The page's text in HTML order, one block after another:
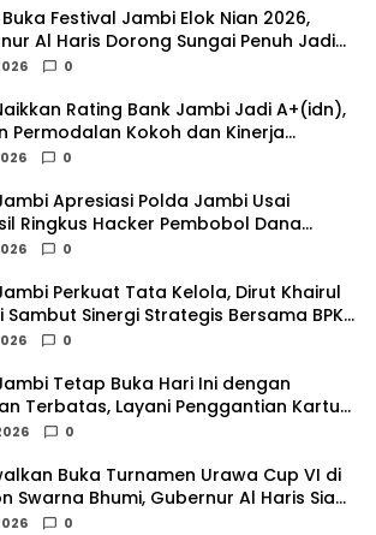
Buka Festival Jambi Elok Nian 2026,
Al Haris Dorong Sungai Penuh Jadi
Wisata Budaya Unggulan
0
Rating Bank Jambi Jadi A+(idn),
Permodalan Kokoh dan Kinerja
Sehat
0
Apresiasi Polda Jambi Usai
Ringkus Hacker Pembobol Dana
0
Perkuat Tata Kelola, Dirut Khairul
Sambut Sinergi Strategis Bersama BPKP
0
Tetap Buka Hari Ini dengan
Terbatas, Layani Penggantian Kartu
Perubahan PIN
0
Buka Turnamen Urawa Cup VI di
Swarna Bhumi, Gubernur Al Haris Siap
Lawan Tim Urawa
0